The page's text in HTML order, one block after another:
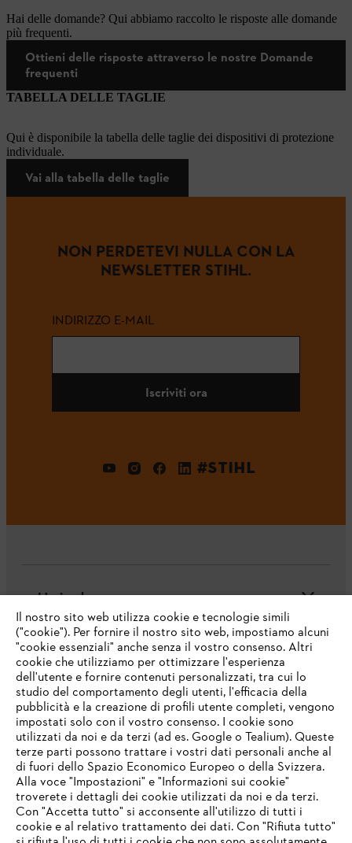
Hai delle domande? Qui abbiamo raccolto le risposte alle domande
più frequenti.
Ottieni delle risposte attraverso le nostre Domande
frequenti
TABELLA DELLE TAGLIE
Qui è disponibile la tabella delle taglie dei dispositivi di protezione
individuale.
Vai alla tabella delle taglie
NON PERDETEVI NULLA CON LA
NEWSLETTER STIHL.
INDIRIZZO E-MAIL
Iscriviti ora
#STIHL
L'azienda
Domande frequenti
Assistenza
Protezione dati Nota legale Cookies
IHR BROWSER WIRD NICHT
UNTERSTÜTZT
Sie nutzen einen Browser, den wir noch nicht unterstützen. Für
Il nostro sito web utilizza cookie e tecnologie simili
("cookie"). Per fornire il nostro sito web, impostiamo alcuni
"cookie essenziali" anche senza il vostro consenso. Altri
cookie che utilizziamo per ottimizzare l'esperienza
dell'utente e fornire contenuti personalizzati, tra cui lo
studio del comportamento degli utenti, l'efficacia della
pubblicità e la creazione di profili utente completi, vengono
impostati solo con il vostro consenso. I cookie sono
utilizzati da noi e da terzi (ad es. Google o Tealium). Queste
terze parti possono trattare i vostri dati personali anche al
di fuori dello Spazio Economico Europeo o della Svizzera.
Alla voce "Impostazioni" e "Informazioni sui cookie"
troverete i dettagli dei cookie utilizzati da noi e da terzi.
Con "Accetta tutto" si acconsente all'utilizzo di tutti i
cookie e al relativo trattamento dei dati. Con "Rifiuta tutto"